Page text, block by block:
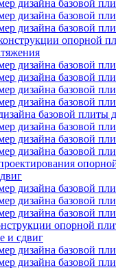
дизайна базовой
дизайна базовой
дизайна базовой
опорной
дизайна базовой
дизайна базовой
дизайна базовой
дизайна базовой
базовой плиты
дизайна базовой
дизайна базовой
дизайна базовой
дизайна базовой
дизайна базовой
дизайна базовой
опорной
и сдвиг
дизайна базовой
дизайна базовой